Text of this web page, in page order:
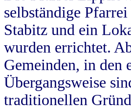
selbständige
Stabitz und ein
wurden errichtet.
Gemeinden, in den
Übergangsweise
traditionellen